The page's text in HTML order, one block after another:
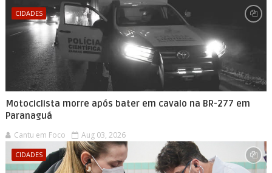
CIDADES
Motociclista morre após bater em cavalo na BR-277 em
Paranaguá
Cantu em Foco Aug 03, 2026
CIDADES